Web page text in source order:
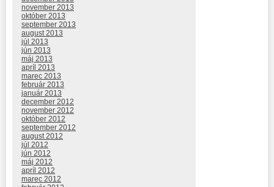
november 2013
október 2013
september 2013
august 2013
júl 2013
jún 2013
máj 2013
apríl 2013
marec 2013
február 2013
január 2013
december 2012
november 2012
október 2012
september 2012
august 2012
júl 2012
jún 2012
máj 2012
apríl 2012
marec 2012